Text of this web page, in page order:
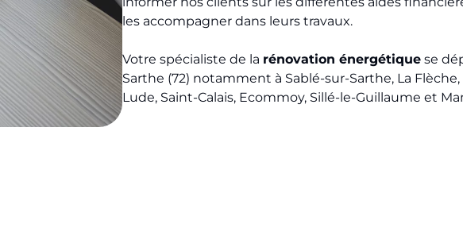
les accompagner dans leurs travaux.
Votre spécialiste de la rénovation énergétique se
Sarthe (72) notamment à Sablé-sur-Sarthe, La
Lude, Saint-Calais, Ecommoy, Sillé-le-Guillaume et